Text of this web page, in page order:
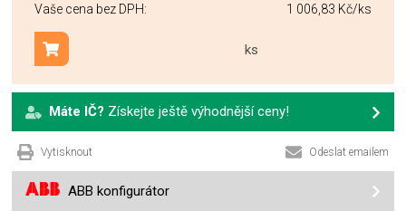
Vaše cena bez DPH: 1 006,83 Kč/ks
ks
Přidat do košíku
Máte IČ? Získejte ještě výhodnější ceny!
Vytisknout Odeslat emailem
ABB konfigurátor